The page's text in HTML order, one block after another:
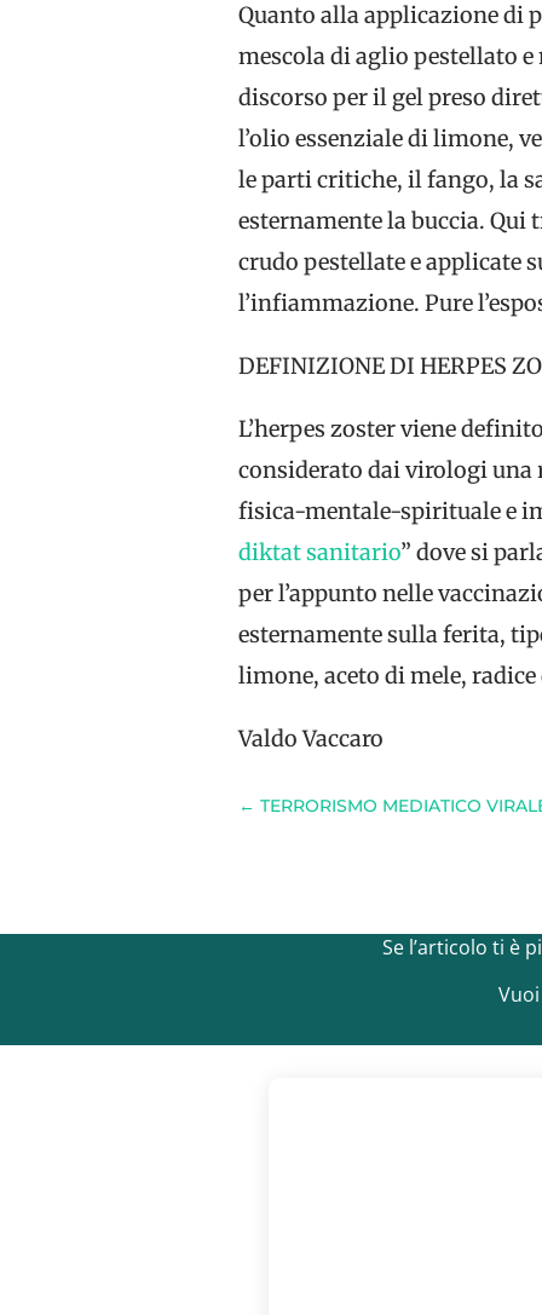
Quanto alla applicazione di
mescola di aglio pestellato
discorso per il gel preso
l’olio essenziale di limone,
le parti critiche, il fango, la
esternamente la buccia. Qui
crudo pestellate e applicate
l’infiammazione. Pure
DEFINIZIONE DI HERPES
L’herpes zoster viene
considerato dai virologi
fisica-mentale-spirituale e
diktat sanitario” dove si
per l’appunto nelle
esternamente sulla ferita,
limone, aceto di mele,
Valdo Vaccaro
← TERRORISMO MEDIATICO
Se l’articolo ti è